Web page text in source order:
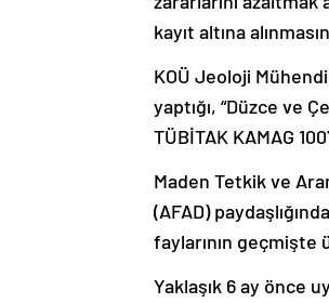
kayıt altına
KOÜ Jeoloji
yaptığı, “Düzce ve
TÜBİTAK KAMAG
Maden Tetkik ve
(AFAD)
faylarının geçmişte
Yaklaşık 6 ay önce